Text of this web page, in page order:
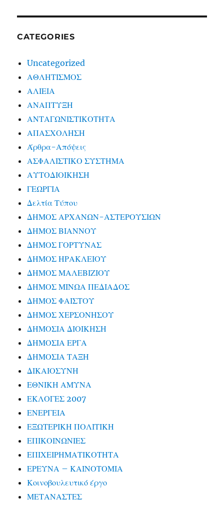
CATEGORIES
Uncategorized
ΑΘΛΗΤΙΣΜΟΣ
ΑΛΙΕΙΑ
ΑΝΑΠΤΥΞΗ
ΑΝΤΑΓΩΝΙΣΤΙΚΟΤΗΤΑ
ΑΠΑΣΧΟΛΗΣΗ
Άρθρα-Απόψεις
ΑΣΦΑΛΙΣΤΙΚΟ ΣΥΣΤΗΜΑ
ΑΥΤΟΔΙΟΙΚΗΣΗ
ΓΕΩΡΓΙΑ
Δελτία Τύπου
ΔΗΜΟΣ ΑΡΧΑΝΩΝ-ΑΣΤΕΡΟΥΣΙΩΝ
ΔΗΜΟΣ ΒΙΑΝΝΟΥ
ΔΗΜΟΣ ΓΟΡΤΥΝΑΣ
ΔΗΜΟΣ ΗΡΑΚΛΕΙΟΥ
ΔΗΜΟΣ ΜΑΛΕΒΙΖΙΟΥ
ΔΗΜΟΣ ΜΙΝΩΑ ΠΕΔΙΑΔΟΣ
ΔΗΜΟΣ ΦΑΙΣΤΟΥ
ΔΗΜΟΣ ΧΕΡΣΟΝΗΣΟΥ
ΔΗΜΟΣΙΑ ΔΙΟΙΚΗΣΗ
ΔΗΜΟΣΙΑ ΕΡΓΑ
ΔΗΜΟΣΙΑ ΤΑΞΗ
ΔΙΚΑΙΟΣΥΝΗ
ΕΘΝΙΚΗ ΑΜΥΝΑ
ΕΚΛΟΓΕΣ 2007
ΕΝΕΡΓΕΙΑ
ΕΞΩΤΕΡΙΚΗ ΠΟΛΙΤΙΚΗ
ΕΠΙΚΟΙΝΩΝΙΕΣ
ΕΠΙΧΕΙΡΗΜΑΤΙΚΟΤΗΤΑ
ΕΡΕΥΝΑ – ΚΑΙΝΟΤΟΜΙΑ
Κοινοβουλευτικό έργο
ΜΕΤΑΝΑΣΤΕΣ